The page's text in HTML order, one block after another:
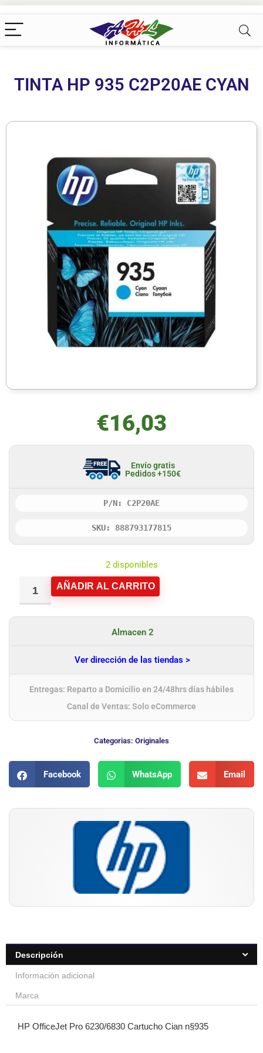
TINTA HP 935 C2P20AE CYAN
€16,03
Envío gratis
Pedidos +150€
P/N: C2P20AE
SKU: 888793177815
2 disponibles
AÑADIR AL CARRITO
Almacen 2
Ver dirección de las tiendas >
Entregas: Reparto a Domicilio en 24/48hrs días hábiles
Canal de Ventas: Solo eCommerce
Categorias: Originales
Facebook WhatsApp Email
Descripción
Información adicional
Marca
HP OfficeJet Pro 6230/6830 Cartucho Cian n§935